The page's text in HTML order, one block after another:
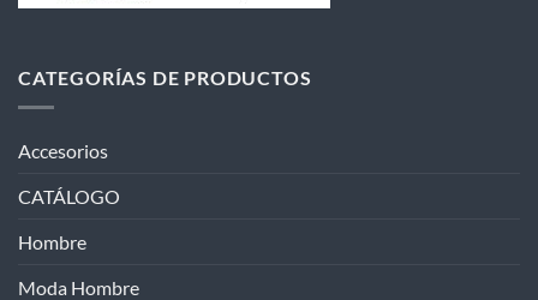
CATEGORÍAS DE PRODUCTOS
Accesorios
CATÁLOGO
Hombre
Moda Hombre